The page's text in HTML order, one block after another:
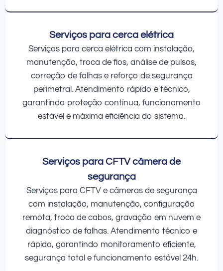
Serviços para cerca elétrica
Serviços para cerca elétrica com instalação,
manutenção, troca de fios, análise de pulsos,
correção de falhas e reforço de segurança
perimetral. Atendimento rápido e técnico,
garantindo proteção contínua, funcionamento
estável e máxima eficiência do sistema.
Serviços para CFTV câmera de
segurança
Serviços para CFTV e câmeras de segurança
com instalação, manutenção, configuração
remota, troca de cabos, gravação em nuvem e
diagnóstico de falhas. Atendimento técnico e
rápido, garantindo monitoramento eficiente,
segurança total e funcionamento estável 24h.